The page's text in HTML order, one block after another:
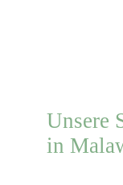
Unsere
in